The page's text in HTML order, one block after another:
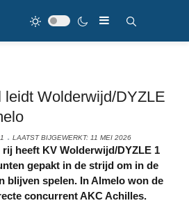
leidt Wolderwijd/DYZLE
LAATST BIJGEWERKT: 11 MEI 2026
gepakt in de strijd om in de
blijven spelen. In Almelo won de
concurrent AKC Achilles.